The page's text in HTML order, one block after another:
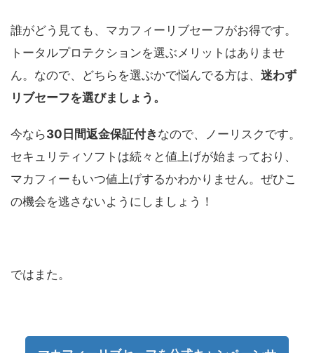
誰がどう見ても、マカフィーリブセーフがお得です。
トータルプロテクションを選ぶメリットはありませ
ん。なので、どちらを選ぶかで悩んでる方は、 迷わず
リブセーフを選びましょう。
今なら30日間返金保証付き なので、ノーリスクです。
セキュリティソフトは続々と値上げが始まっており、
マカフィーもいつ値上げするかわかりません。ぜひこ
の機会を逃さないようにしましょう！
ではまた。